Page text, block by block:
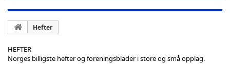
Hefter
HEFTER
Norges billigste hefter og foreningsblader i store og små opplag.